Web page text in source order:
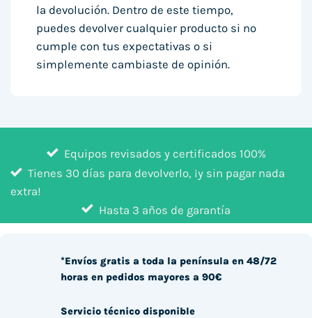
la devolución. Dentro de este tiempo,
puedes devolver cualquier producto si no
cumple con tus expectativas o si
simplemente cambiaste de opinión.
Equipos revisados y certificados 100%
Tienes 30 días para devolverlo, ¡y sin pagar nada
extra!
Hasta 3 años de garantía
*Envíos gratis a toda la península en 48/72
horas en pedidos mayores a 90€
Servicio técnico disponible